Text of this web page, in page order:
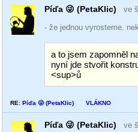
Píďa 😜 (PetaKlic)
ve
- že jednou vyrosteme.
a to jsem zapomněl
nyní jde stvořit
<sup>ů
RE: Píďa 😜 (PetaKlic) VLÁKNO
Píďa 😜 (PetaKlic) ve